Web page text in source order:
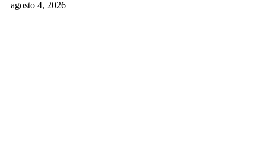
agosto 4, 2026